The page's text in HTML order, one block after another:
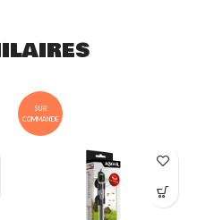
SUR
COMMANDE